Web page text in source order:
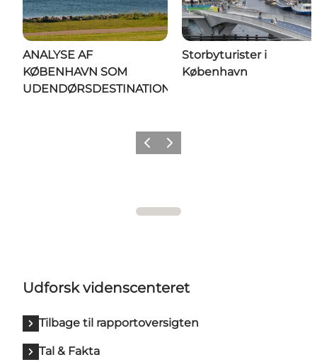
ANALYSE AF
KØBENHAVN SOM
UDENDØRSDESTINATION
Storbyturister i
København
ForrigeNæste
Udforsk videnscenteret
Tilbage til rapportoversigten
Tal & Fakta